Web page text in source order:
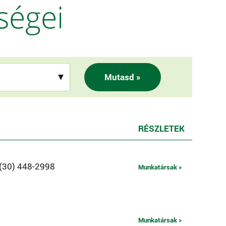
Mutasd »
RÉSZLETEK
448-2998 Munkatársak »
Munkatársak »